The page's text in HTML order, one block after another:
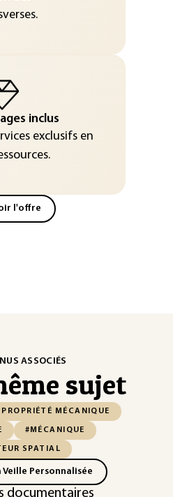
inclus
exclusifs en
l'offre
ASSOCIÉS
sujet
MÉCANIQUE
#MÉCANIQUE
SPATIAL
Veille Personnalisée
documentaires